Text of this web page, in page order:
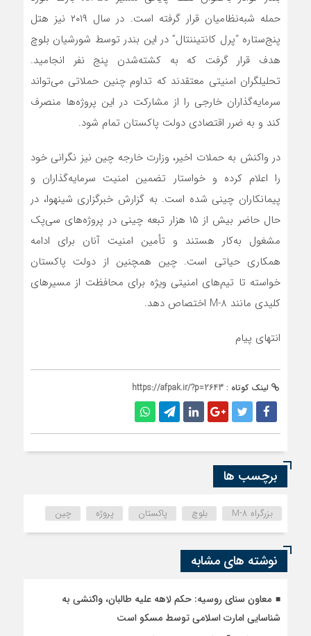
حمله شبه‌نظامیان قرار گرفته است. در سال ۲۰۱۹ نیز هتل
پنج‌ستاره “پرل کانتیننتال” در این بندر توسط شورشیان بلوچ
هدف قرار گرفت که به کشته‌شدن پنج نفر انجامید.
تحلیلگران امنیتی معتقدند که تداوم چنین حملاتی می‌تواند
سرمایه‌گذاران خارجی را از مشارکت در این پروژه‌ها منصرف
کند و به ضرر اقتصادی دولت پاکستان تمام شود.
در واکنش به حملات اخیر، وزارت خارجه چین نیز نگرانی خود
را اعلام کرده و خواستار تضمین امنیت سرمایه‌گذاران و
پیمانکاران چینی شده است. به گزارش خبرگزاری شینهوا، در
حال حاضر بیش از ۱۵ هزار تبعه چینی در پروژه‌های سی‌پک
مشغول به‌کار هستند و تأمین امنیت آنان برای ادامه
همکاری حیاتی است. چین همچنین از دولت پاکستان
خواسته تا تیم‌های امنیتی ویژه برای محافظت از مسیرهای
کلیدی مانند M-8 اختصاص دهد.
انتهای پیام
لینک کوتاه : https://afpak.ir/?p=2643
برچسب ها
بزرگراه M-8 بلوچ پاکستان پروژه چین
نوشته های مشابه
معاون سنای روسیه: حکم لاهه علیه طالبان، واکنشی به
شناسایی امارت اسلامی توسط مسکو است